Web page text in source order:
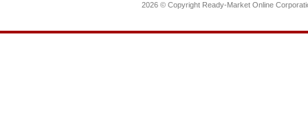
2026 © Copyright Ready-Market Online